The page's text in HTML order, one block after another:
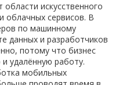
искусственного
облачных сервисов. В
по машинному
данных и разработчиков
потому что бизнес
удалённую работу.
мобильных